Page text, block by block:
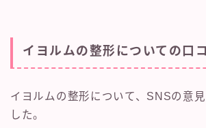
イヨルムの整形についての口
イヨルムの整形について、SNSの意
した。